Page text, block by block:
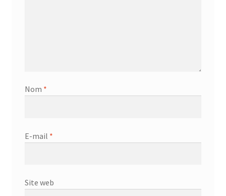
Nom *
E-mail *
Site web